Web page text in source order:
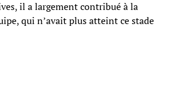
il a largement contribué à la
qui n’avait plus atteint ce stade